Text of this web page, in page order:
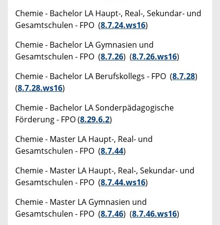
Chemie - Bachelor LA Haupt-, Real-, Sekundar- und
Gesamtschulen - FPO (8.7.24.ws16)
Chemie - Bachelor LA Gymnasien und
Gesamtschulen - FPO (8.7.26) (8.7.26.ws16)
Chemie - Bachelor LA Berufskollegs - FPO (8.7.28)
(8.7.28.ws16)
Chemie - Bachelor LA Sonderpädagogische
Förderung - FPO (8.29.6.2)
Chemie - Master LA Haupt-, Real- und
Gesamtschulen - FPO (8.7.44)
Chemie - Master LA Haupt-, Real-, Sekundar- und
Gesamtschulen - FPO (8.7.44.ws16)
Chemie - Master LA Gymnasien und
Gesamtschulen - FPO (8.7.46) (8.7.46.ws16)